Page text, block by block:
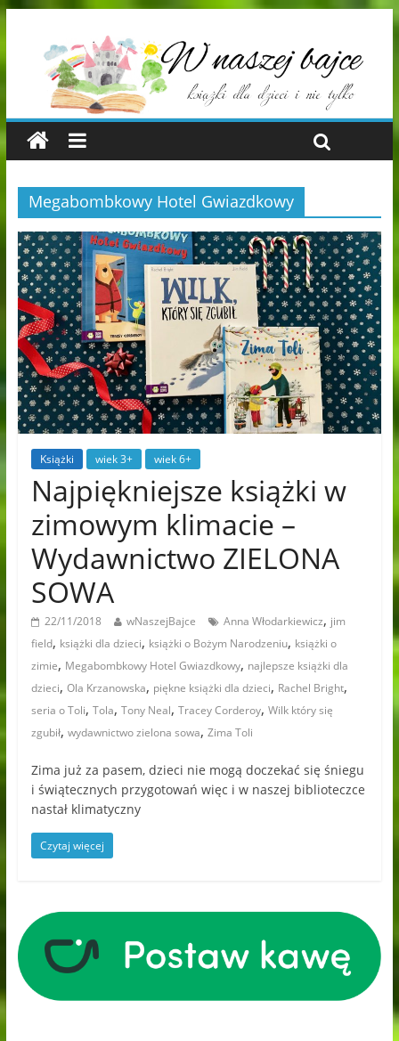
Megabombkowy Hotel Gwiazdkowy
Książki wiek 3+ wiek 6+
Najpiękniejsze książki w
zimowym klimacie –
Wydawnictwo ZIELONA
SOWA
22/11/2018 wNaszejBajce Anna Włodarkiewicz, jim
field, książki dla dzieci, książki o Bożym Narodzeniu, książki o
zimie, Megabombkowy Hotel Gwiazdkowy, najlepsze książki dla
dzieci, Ola Krzanowska, piękne książki dla dzieci, Rachel Bright,
seria o Toli, Tola, Tony Neal, Tracey Corderoy, Wilk który się
zgubił, wydawnictwo zielona sowa, Zima Toli
Zima już za pasem, dzieci nie mogą doczekać się śniegu
i świątecznych przygotowań więc i w naszej biblioteczce
nastał klimatyczny
Czytaj więcej